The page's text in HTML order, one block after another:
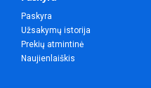
Paskyra
Užsakymų istorija
Prekių atmintinė
Naujienlaiškis